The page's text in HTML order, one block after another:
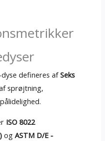
defineres afSeks
sprøjtning,
ISO 8022
og ASTM D/E -